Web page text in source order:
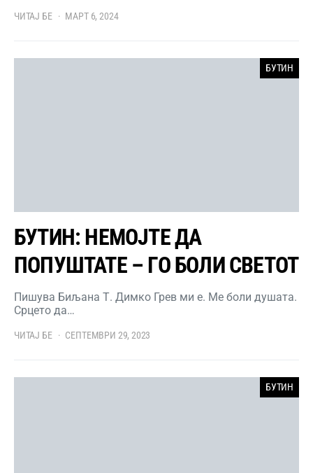
ЧИТАЈ БЕ МАРТ 6, 2024
БУТИН
БУТИН: НЕМОЈТЕ ДА
ПОПУШТАТЕ – ГО БОЛИ СВЕТОТ
Пишува Биљана Т. Димко Грев ми е. Ме боли душата.
Срцето да…
ЧИТАЈ БЕ СЕПТЕМВРИ 29, 2023
БУТИН